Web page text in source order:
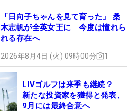
「日向子ちゃんを見て育った」 桑
木志帆が全英女王に 今度は憧れら
れる存在へ
2026年8月4日 (火) 09時00分 1
LIVゴルフは来季も継続？
新たな投資家を獲得と発表、
9月には最終合意へ